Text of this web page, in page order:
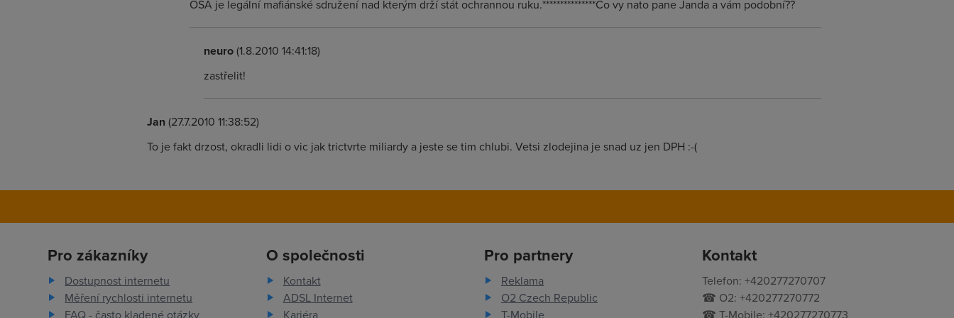
OSA je legální mafiánské sdružení nad kterým drží stát ochrannou ruku.***************Co vy nato pane Janda a vám podobní??
neuro(1.8.2010 14:41:18)
zastřelit!
Jan(27.7.2010 11:38:52)
To je fakt drzost, okradli lidi o vic jak trictvrte miliardy a jeste se tim chlubi. Vetsi zlodejina je snad uz jen DPH :-(
Pro zákazníky
Dostupnost internetu
Měření rychlosti internetu
FAQ - často kladené otázky
O společnosti
Kontakt
ADSL Internet
Kariéra
Pro partnery
Reklama
O2 Czech Republic
T-Mobile
Kontakt
Telefon: +420277270707
☎ O2: +420277270772
☎ T-Mobile: +420277270773